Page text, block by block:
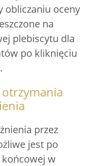
obliczaniu oceny
na
plebiscytu dla
po kliknięciu
przez
jest po
w